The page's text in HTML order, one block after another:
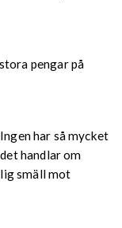
pengar på
har så mycket
handlar om
smäll mot